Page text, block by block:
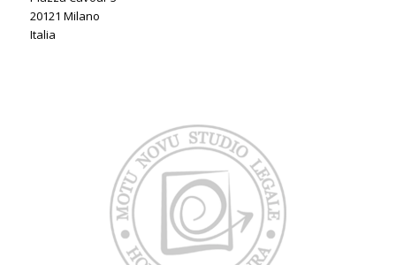
20121 Milano
Italia